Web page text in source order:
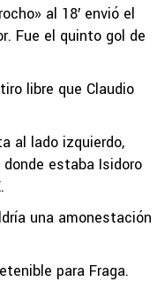
al 18′ envió el
Fue el quinto gol de
libre que Claudio
al lado izquierdo,
estaba Isidoro
una amonestación
para Fraga.